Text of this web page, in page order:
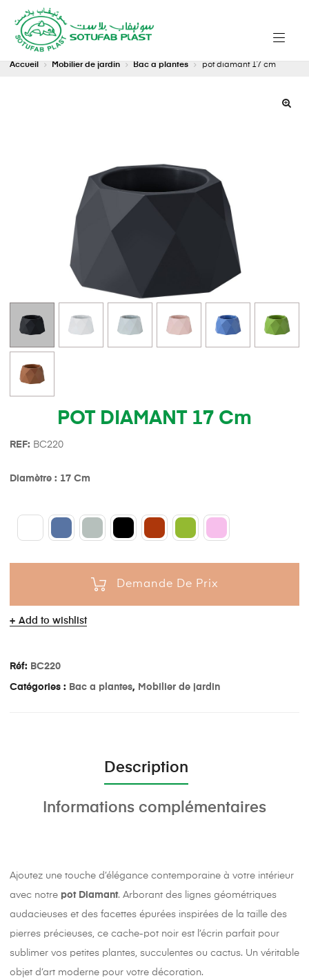
Accueil Mobilier de jardin Bac a plantes pot diamant 17 cm
POT DIAMANT 17 Cm
REF: BC220
Diamètre : 17 Cm
Demande De Prix
Add to wishlist
Réf: BC220
Catégories : Bac a plantes, Mobilier de jardin
Description
Informations complémentaires
Ajoutez une touche d’élégance contemporaine à votre intérieur
avec notre pot Diamant. Arborant des lignes géométriques
audacieuses et des facettes épurées inspirées de la taille des
pierres précieuses, ce cache-pot noir est l’écrin parfait pour
sublimer vos petites plantes, succulentes ou cactus. Un véritable
objet d’art moderne pour votre décoration.